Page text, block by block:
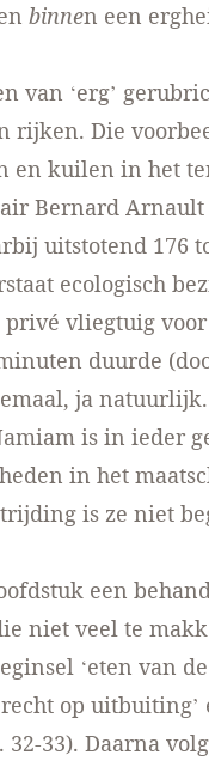
binnen een
van ‘erg’
rijken. Die
en kuilen in het
Bernard
uitstotend 176
ecologisch
vliegtuig
duurde
ja
is in ieder
in het
is ze niet
een
niet veel te
‘eten van
op uitbuiting’
33). Daarna